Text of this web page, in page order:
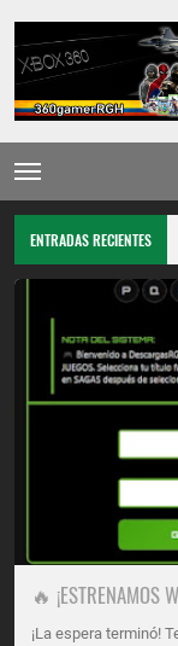
ENTRADAS RECIENTES
🔥 ¡ESTRENAMOS
¡La espera terminó!